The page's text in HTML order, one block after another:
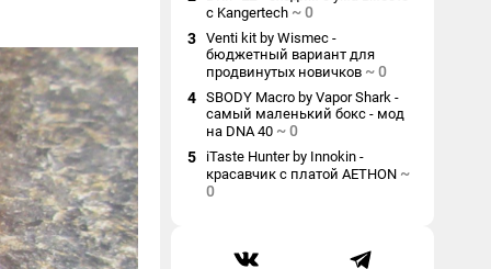
с Kangertech ~0
3 Venti kit by Wismec -
бюджетный вариант для
продвинутых новичков ~0
4 SBODY Macro by Vapor Shark -
самый маленький бокс - мод
на DNA 40 ~0
5
iTaste Hunter by Innokin -
красавчик с платой AETHON ~
0